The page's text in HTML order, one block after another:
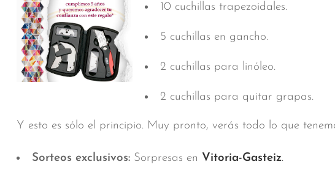
10 cuchillas trapezoidales.
5 cuchillas en gancho.
2 cuchillas para linóleo.
2 cuchillas para quitar grapas.
Y esto es sólo el principio. Muy pronto, verás todo lo que
Sorteos exclusivos:Sorpresas en Vitoria-Gasteiz.